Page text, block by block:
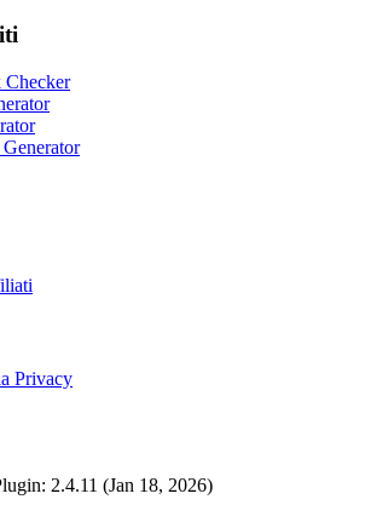
Checker
Privacy
: 2.4.11 (Jan 18, 2026)